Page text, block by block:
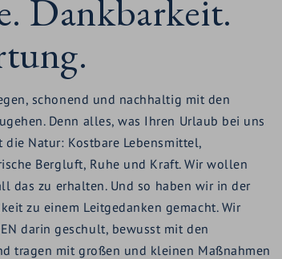
Dankbarkeit.
schonend und nachhaltig mit den
Denn alles, was Ihren Urlaub bei uns
Natur: Kostbare Lebensmittel,
Bergluft, Ruhe und Kraft. Wir wollen
das zu erhalten. Und so haben wir in der
zu einem Leitgedanken gemacht. Wir
darin geschult, bewusst mit den
tragen mit großen und kleinen Maßnahmen